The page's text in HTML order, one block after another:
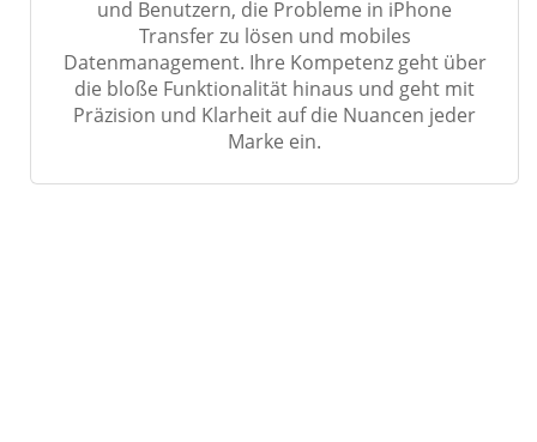
und Benutzern, die Probleme in iPhone
Transfer zu lösen und mobiles
Datenmanagement. Ihre Kompetenz geht über
die bloße Funktionalität hinaus und geht mit
Präzision und Klarheit auf die Nuancen jeder
Marke ein.